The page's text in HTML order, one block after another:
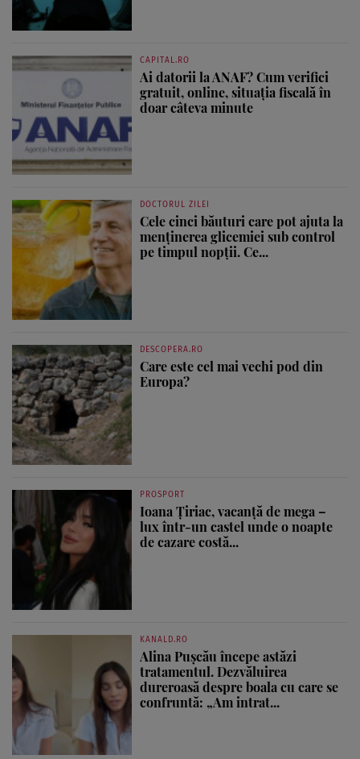
CAPITAL.RO
Ai datorii la ANAF? Cum verifici
gratuit, online, situația fiscală în
doar câteva minute
DOCTORUL ZILEI
Cele cinci băuturi care pot ajuta la
menținerea glicemiei sub control
pe timpul nopții. Ce...
DESCOPERA.RO
Care este cel mai vechi pod din
Europa?
PROSPORT
Ioana Țiriac, vacanță de mega –
lux într-un castel unde o noapte
de cazare costă...
KANALD.RO
Alina Pușcău începe astăzi
tratamentul. Dezvăluirea
dureroasă despre boala cu care se
confruntă: „Am intrat...